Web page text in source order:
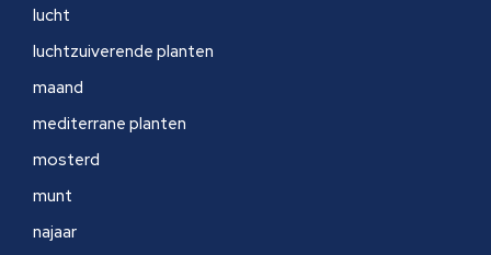
lucht
luchtzuiverende planten
maand
mediterrane planten
mosterd
munt
najaar